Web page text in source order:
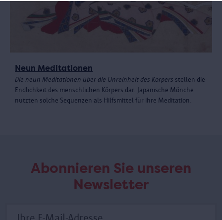
Neun Meditationen
Die neun Meditationen über die Unreinheit des Körpers stellen die
Endlichkeit des menschlichen Körpers dar. Japanische Mönche
nutzten solche Sequenzen als Hilfsmittel für ihre Meditation.
Abonnieren Sie unseren
Newsletter